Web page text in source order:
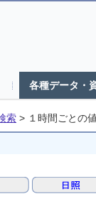
各種データ・
索 > １時間ごとの